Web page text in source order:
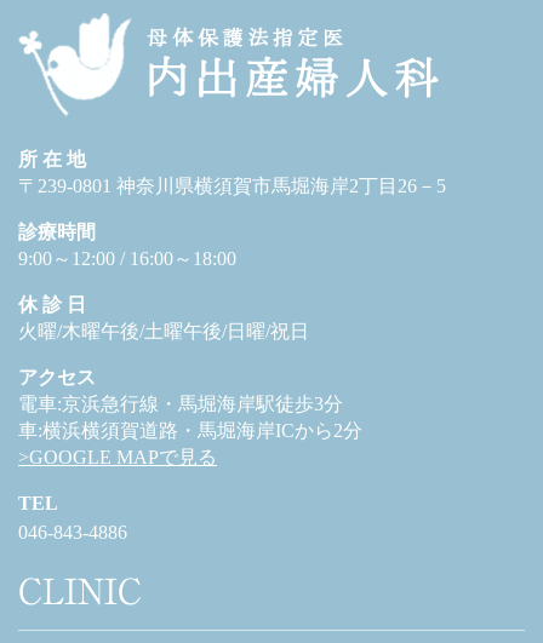
所 在 地
〒239-0801 神奈川県横須賀市馬堀海岸2丁目26－5
診療時間
9:00～12:00 / 16:00～18:00
休 診 日
火曜/木曜午後/土曜午後/日曜/祝日
アクセス
電車:京浜急行線・馬堀海岸駅徒歩3分
車:横浜横須賀道路・馬堀海岸ICから2分
>GOOGLE MAPで見る
TEL
046-843-4886
CLINIC